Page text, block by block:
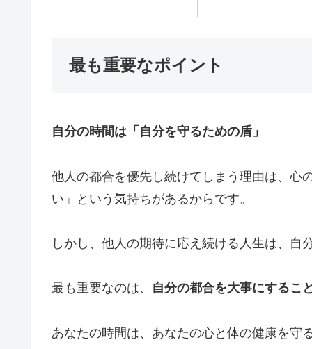
最も重要なポイント
自分の時間は「自分を守るための盾」
他人の都合を優先し続けてしまう理由は、心
い」という気持ちがあるからです。
しかし、他人の期待に応え続ける人生は、自
最も重要なのは、 自分の都合を大事にするこ
あなたの時間は、あなたの心と体の健康を守